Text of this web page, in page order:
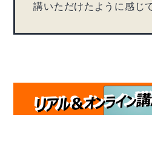
講いただけたように感じ